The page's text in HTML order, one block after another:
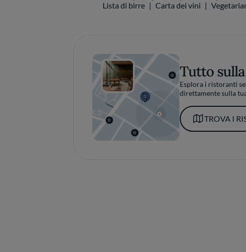
Lista di birre
Carta dei vini
Tutto
Esplora i ristoranti
direttamente sulla
TROVA I